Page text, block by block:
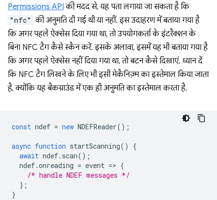
Permissions API की मदद से, यह पता लगाया जा सकता है कि
"nfc" की अनुमति दी गई थी या नहीं. इस उदाहरण में बताया गया है
कि अगर पहले ऐक्सेस दिया गया था, तो उपयोगकर्ता के इंटरैक्शन के
बिना NFC टैग कैसे स्कैन करें. इसके अलावा, इसमें यह भी बताया गया है
कि अगर पहले ऐक्सेस नहीं दिया गया था, तो बटन कैसे दिखाएं. ध्यान दें
कि NFC टैग लिखने के लिए भी इसी मेकैनिज़्म का इस्तेमाल किया जाता
है, क्योंकि यह बैकग्राउंड में एक ही अनुमति का इस्तेमाल करता है.
const ndef = new NDEFReader();
async function startScanning()
{
await ndef. scan();
ndef.onreading = event => {
/* handle NDEF messages */
};
}